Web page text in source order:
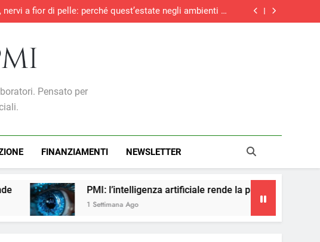
lavoro italiani la temperatura si è alzata troppo
76% delle medie imprese investirà in digitale e il 73% in
green
il vero ostacolo non è la tecnologia, ma la mancanza di
76% delle medie imprese investirà in digitale e il 73% in
il vero ostacolo non è la tecnologia, ma la mancanza di
Pensato per
FINANZIAMENTI NEWSLETTER
PMI: l’intelligenza artificiale rende la pubblicità più accessibile
1 Settimana Ago